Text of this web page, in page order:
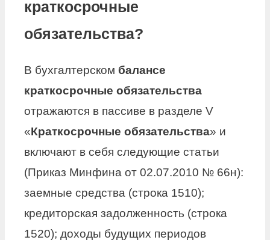
краткосрочные
обязательства?
В бухгалтерском балансе
краткосрочные обязательства
отражаются в пассиве в разделе V
«Краткосрочные обязательства» и
включают в себя следующие статьи
(Приказ Минфина от 02.07.2010 № 66н):
заемные средства (строка 1510);
кредиторская задолженность (строка
1520); доходы будущих периодов